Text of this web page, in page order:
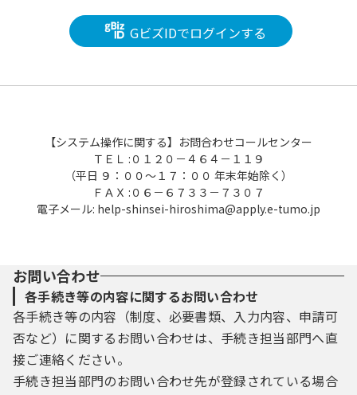
GビズIDでログインする
【システム操作に関する】お問合わせコールセンター
ＴＥＬ :０１２０－４６４－１１９
（平日 ９：００～１７：００ 年末年始除く）
ＦＡＸ :０６－６７３３－７３０７
電子メール: help-shinsei-hiroshima@apply.e-tumo.jp
お問い合わせ
各手続き等の内容に関するお問い合わせ
各手続き等の内容（制度、必要書類、入力内容、申請可
否など）に関するお問い合わせは、手続き担当部門へ直
接ご連絡ください。
手続き担当部門のお問い合わせ先が登録されている場合